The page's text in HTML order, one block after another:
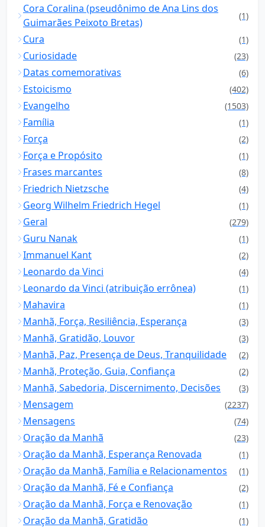
Cora Coralina (pseudônimo de Ana Lins dos
Guimarães Peixoto Bretas)
(1)
Cura (1)
Curiosidade (23)
Datas comemorativas (6)
Estoicismo (402)
Evangelho (1503)
Família (1)
Força (2)
Força e Propósito (1)
Frases marcantes (8)
Friedrich Nietzsche (4)
Georg Wilhelm Friedrich Hegel (1)
Geral (279)
Guru Nanak (1)
Immanuel Kant (2)
Leonardo da Vinci (4)
Leonardo da Vinci (atribuição errônea) (1)
Mahavira (1)
Manhã, Força, Resiliência, Esperança (3)
Manhã, Gratidão, Louvor (3)
Manhã, Paz, Presença de Deus, Tranquilidade (2)
Manhã, Proteção, Guia, Confiança (2)
Manhã, Sabedoria, Discernimento, Decisões (3)
Mensagem (2237)
Mensagens (74)
Oração da Manhã (23)
Oração da Manhã, Esperança Renovada (1)
Oração da Manhã, Família e Relacionamentos (1)
Oração da Manhã, Fé e Confiança (2)
Oração da Manhã, Força e Renovação (1)
Oração da Manhã, Gratidão (1)